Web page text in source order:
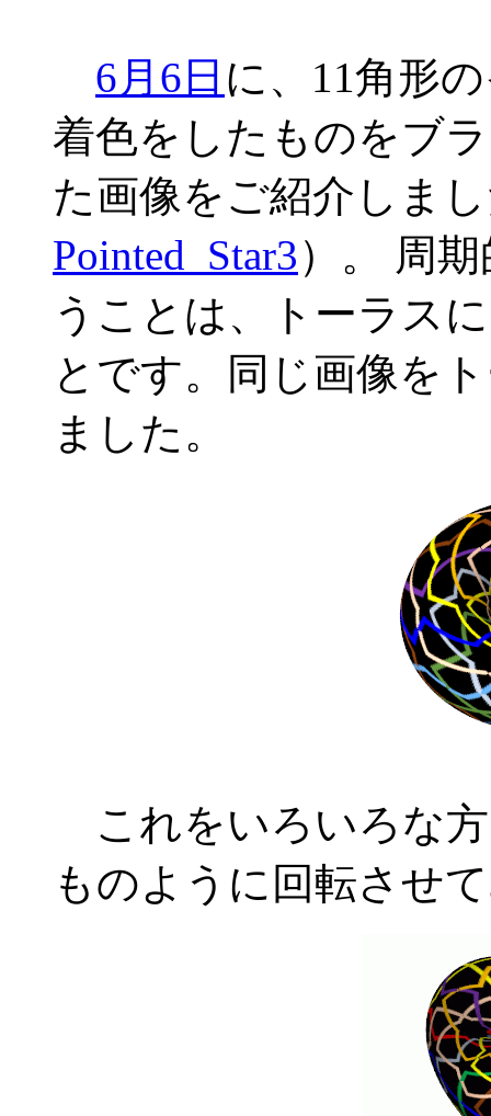
6月6日 に、11角形
着色をしたものをブ
た画像をご紹介しま
Pointed_Star3）。 周
うことは、トーラス
とです。同じ画像を
ました。
これをいろいろな
ものように回転させ